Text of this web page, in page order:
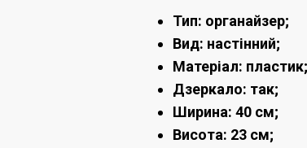
Тип: органайзер;
Вид: настінний;
Матеріал: пластик;
Дзеркало: так;
Ширина: 40 см;
Висота: 23 см;